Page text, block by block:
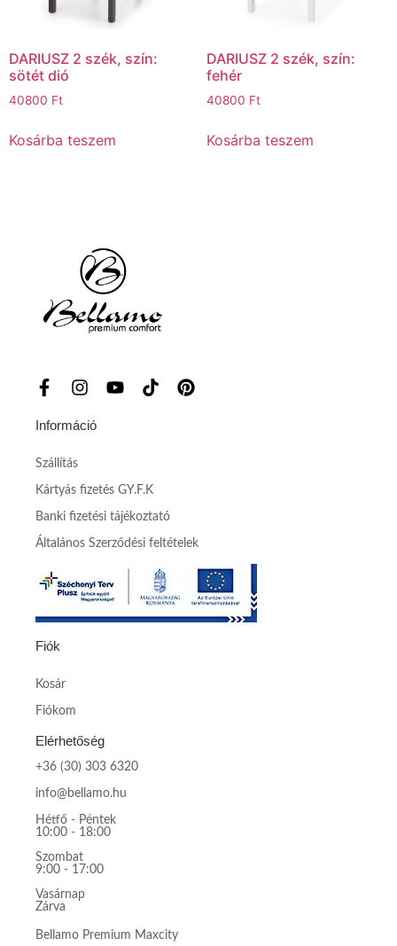
DARIUSZ 2 szék, szín:
sötét dió
40800 Ft
Kosárba teszem
DARIUSZ 2 szék, szín:
fehér
40800 Ft
Kosárba teszem
Információ
Szállítás
Kártyás fizetés GY.F.K
Banki fizetési tájékoztató
Általános Szerződési feltételek
Fiók
Kosár
Fiókom
Elérhetőség
+36 (30) 303 6320
info@bellamo.hu
Hétfő - Péntek
10:00 - 18:00
Szombat
9:00 - 17:00
Vasárnap
Zárva
Bellamo Premium Maxcity